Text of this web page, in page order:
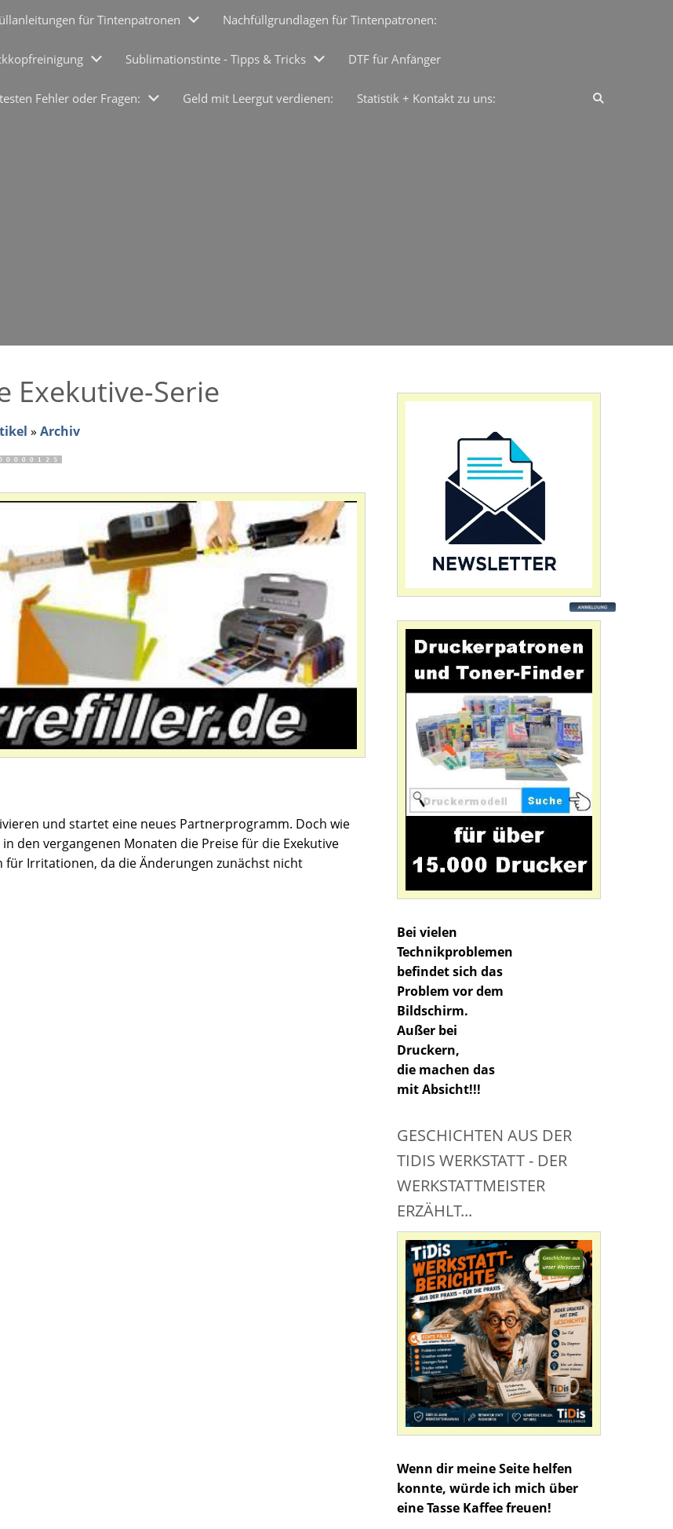
für Tintenpatronen Nachfüllgrundlagen für Tintenpatronen:
Sublimationstinte - Tipps & Tricks DTF für Anfänger
Fehler oder Fragen: Geld mit Leergut verdienen: Statistik + Kontakt zu uns:
Exekutive-Serie
» Archiv
und startet eine neues Partnerprogramm. Doch wie
den vergangenen Monaten die Preise für die Exekutive
für Irritationen, da die Änderungen zunächst nicht
Bei vielen
Technikproblemen
befindet sich das
Problem vor dem
Bildschirm.
Außer bei
Druckern,
die machen das
mit Absicht!!!
GESCHICHTEN AUS DER
TIDIS WERKSTATT - DER
WERKSTATTMEISTER
ERZÄHLT...
Wenn dir meine Seite helfen
konnte, würde ich mich über
eine Tasse Kaffee freuen!